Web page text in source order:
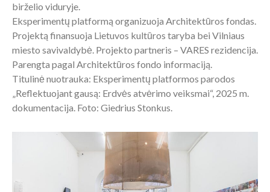
birželio viduryje.
Eksperimentų platformą organizuoja Architektūros fondas.
Projektą finansuoja Lietuvos kultūros taryba bei Vilniaus
miesto savivaldybė. Projekto partneris – VARES rezidencija.
Parengta pagal Architektūros fondo informaciją.
Titulinė nuotrauka: Eksperimentų platformos parodos
„Reflektuojant gausą: Erdvės atvėrimo veiksmai“, 2025 m.
dokumentacija. Foto: Giedrius Stonkus.